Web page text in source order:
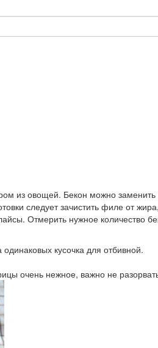
из овощей. Бекон можно
следует зачистить филе от
Отмерить нужное количество
кусочка для отбивной.
очень нежное, важно не